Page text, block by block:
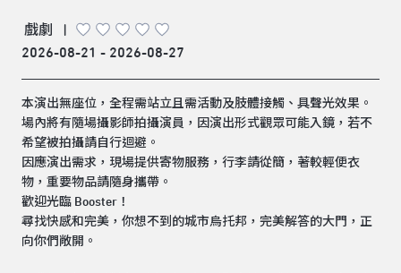
戲劇
|
2026-08-21 - 2026-08-27
本演出無座位，全程需站立且需活動及肢體接觸、具聲光效果。
場內將有隨場攝影師拍攝演員，因演出形式觀眾可能入鏡，若不
希望被拍攝請自行迴避。
因應演出需求，現場提供寄物服務，行李請從簡，著較輕便衣
物，重要物品請隨身攜帶。
歡迎光臨 Booster！
尋找快感和完美，你想不到的城市烏托邦，完美解答的大門，正
向你們敞開。